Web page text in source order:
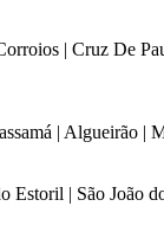
| Cruz De
| Algueirão |
Estoril | São João